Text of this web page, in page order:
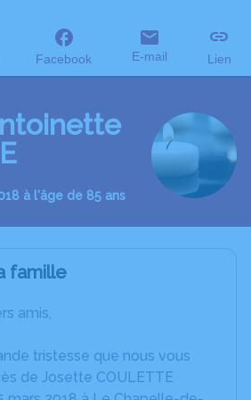
Facebook E-mail Lien
à l'âge de 85 ans
famille
amis,
tristesse que nous vous
de Josette COULETTE